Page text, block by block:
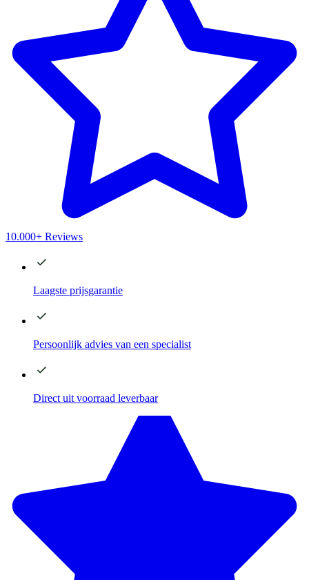
10.000+ Reviews
Laagste prijsgarantie
Persoonlijk advies van een specialist
Direct uit voorraad leverbaar